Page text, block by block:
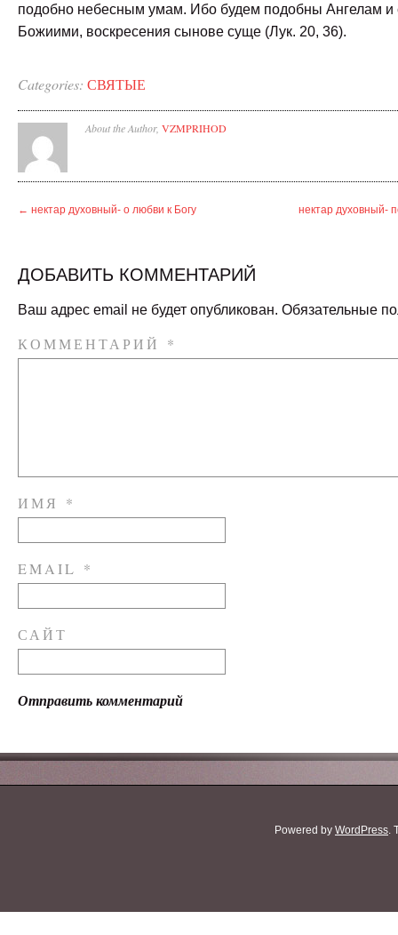
подобно небесным умам. Ибо будем подобны Ангелам
Божиими, воскресения сынове суще (Лук. 20, 36).
Categories: СВЯТЫЕ
About the Author, VZMPRIHOD
← нектар духовный- о любви к Богу нектар духовный-
ДОБАВИТЬ КОММЕНТАРИЙ
Ваш адрес email не будет опубликован. Обязательные
КОММЕНТАРИЙ *
ИМЯ *
EMAIL *
САЙТ
Powered by WordPress.